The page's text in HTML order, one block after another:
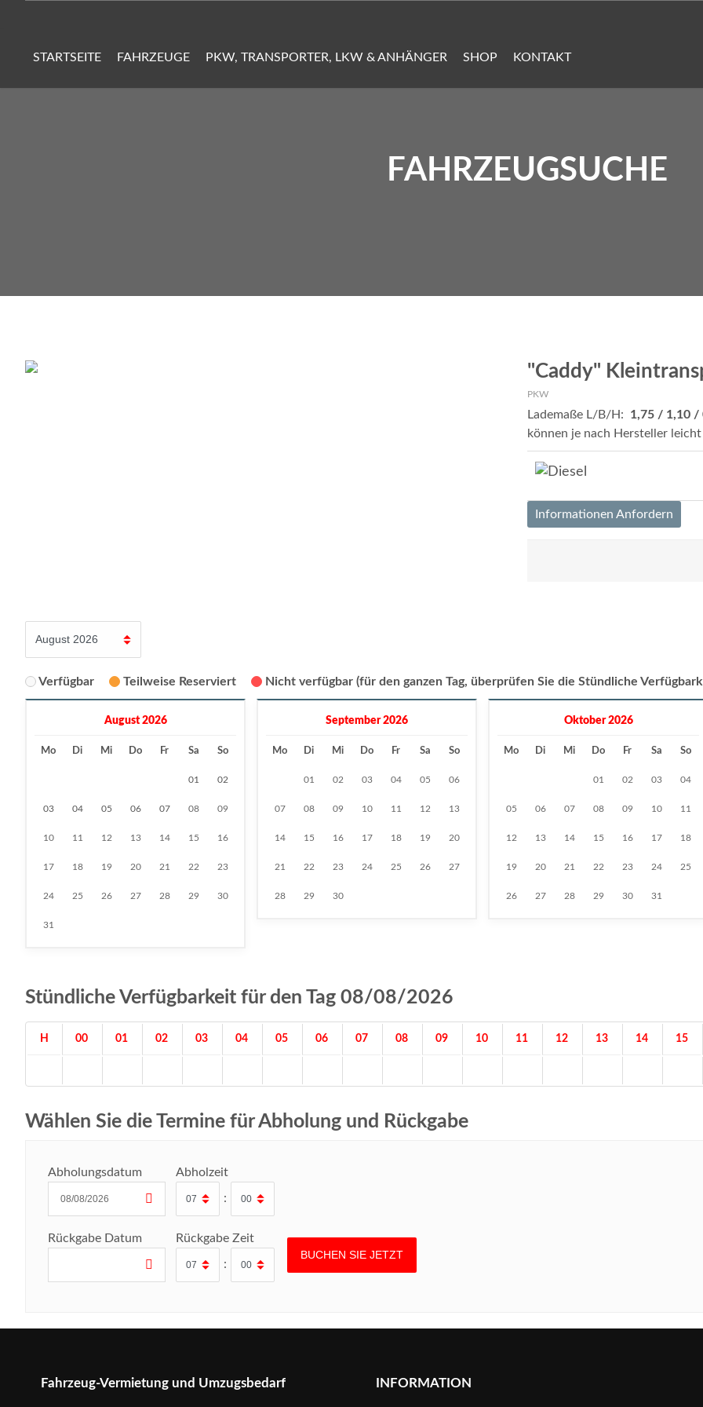
STARTSEITE FAHRZEUGE PKW, TRANSPORTER, LKW & ANHÄNGER SHOP KONTAKT
FAHRZEUGSUCHE
"Caddy"
PKW
Lademaße L/B/H: 1,75 / 1,10 /
können je nach Hersteller
Informationen Anfordern
Verfügbar Teilweise Reserviert Nicht verfügbar (für den ganzen Tag, überprüfen Sie die Stündliche
August 2026
Mo Di Mi Do Fr Sa So
01 02
03 04 05 06 07 08 09
10 11 12 13 14 15 16
17 18 19 20 21 22 23
24 25 26 27 28 29 30
31
September 2026
Mo Di Mi Do Fr Sa So
01 02 03 04 05 06
07 08 09 10 11 12 13
14 15 16 17 18 19 20
21 22 23 24 25 26 27
28 29 30
Oktober 2026
Mo Di Mi Do Fr Sa So
01 02 03 04
05 06 07 08 09 10 11
12 13 14 15 16 17 18
19 20 21 22 23 24 25
26 27 28 29 30 31
Stündliche Verfügbarkeit für den Tag 08/08/2026
H 00 01 02 03 04 05 06 07 08 09 10 11 12 13 14 15
Wählen Sie die Termine für Abholung und Rückgabe
Abholungsdatum Abholzeit
:
Rückgabe Datum Rückgabe Zeit
:
Fahrzeug-Vermietung und Umzugsbedarf INFORMATION